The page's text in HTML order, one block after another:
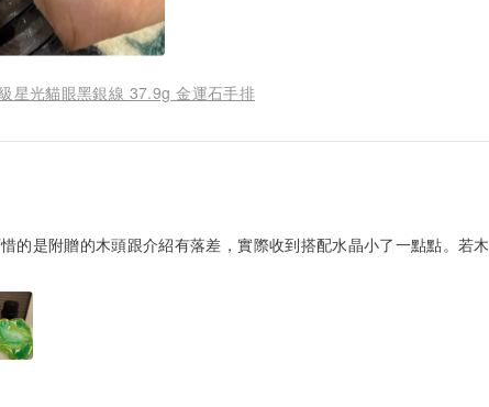
星光貓眼黑銀線 37.9g 金運石手排
的是附贈的木頭跟介紹有落差，實際收到搭配水晶小了一點點。若木